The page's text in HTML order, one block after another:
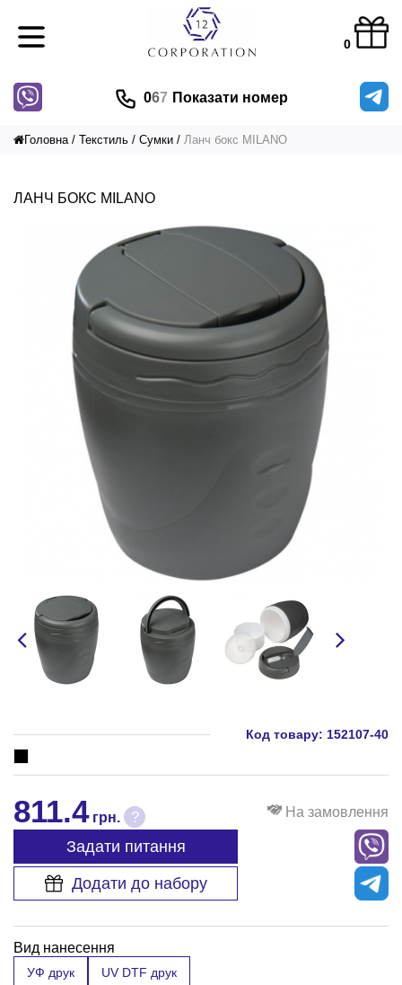
0
067 Показати номер
Головна Текстиль Сумки Ланч бокс MILANO
ЛАНЧ БОКС MILANO
Код товару: 152107-40
811.4грн. ? На замовлення
Задати питання
Додати до набору
Вид нанесення
УФ друк UV DTF друк